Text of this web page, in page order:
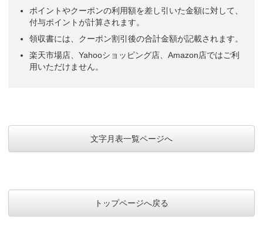
ポイントやクーポンの利用額を差し引いた金額に対して、
付与ポイントが計算されます。
領収書には、クーポン割引後の合計金額が記載されます。
楽天市場店、Yahooショッピング店、Amazon店ではご利
用いただけません。
文字月表一覧ページへ
トップページへ戻る